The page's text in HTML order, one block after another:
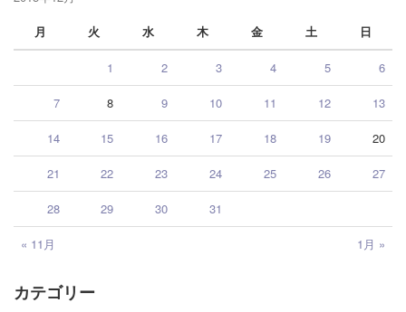
月
火 水 木 金 土 日
« 11月 1月 »
1 2 3 4 5 6
7 8 9 10 11 12 13
14 15 16 17 18 19 20
21 22 23 24 25 26 27
28 29 30 31
カテゴリー